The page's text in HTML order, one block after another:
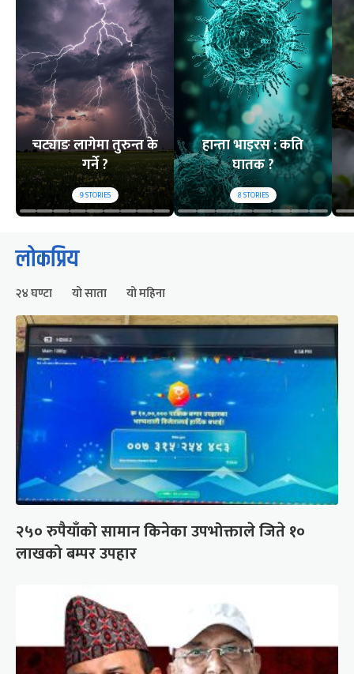
चट्याङ लागेमा तुरुन्त के
गर्ने ?
9STORIES
हान्ता भाइरस : कति
घातक ?
8STORIES
लोकप्रिय
२४ घण्टा यो साता यो महिना
२५० रुपैयाँको सामान किनेका उपभोक्ताले जिते १०
लाखको बम्पर उपहार